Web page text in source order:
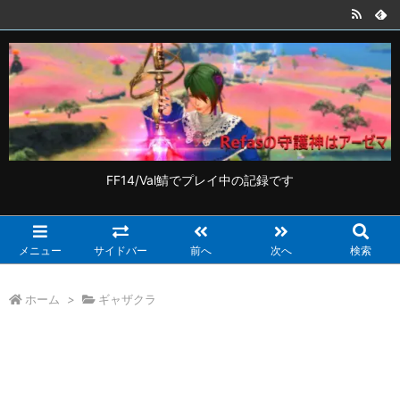
FF14/Val鯖でプレイ中の記録です
メニュー サイドバー 前へ 次へ 検索
ホーム > ギャザクラ